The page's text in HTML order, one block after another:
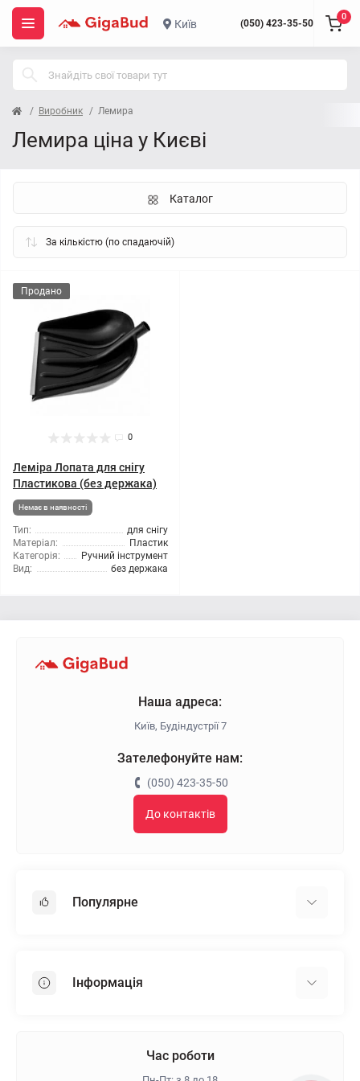
Київ (050) 423-35-50
0
Виробник Лемира
Лемира ціна у Києві
Каталог
Продано
0
Леміра Лопата для снігу
Пластикова (без держака)
Немає в наявності
Тип:
для снігу
Матеріал:
Пластик
Категорія:
Ручний інструмент
Вид:
без держака
Наша адреса:
Київ, Будіндустрії 7
Зателефонуйте нам:
(050) 423-35-50
До контактів
Популярне
Пінопласт
Інформація
Час роботи